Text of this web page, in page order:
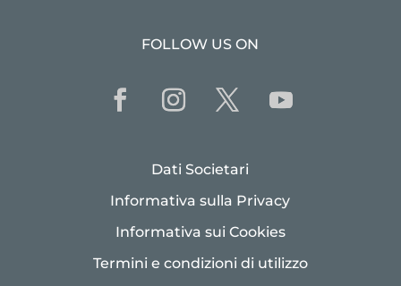
FOLLOW US ON
Dati Societari
Informativa sulla Privacy
Informativa sui Cookies
Termini e condizioni di utilizzo